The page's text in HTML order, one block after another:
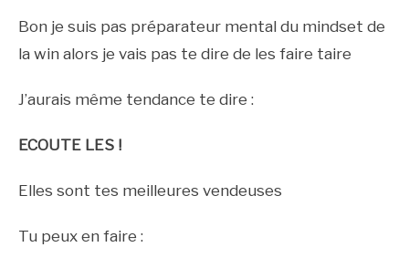
Bon je suis pas préparateur mental du mindset de
la win alors je vais pas te dire de les faire taire
J’aurais même tendance te dire :
ECOUTE LES !
Elles sont tes meilleures vendeuses
Tu peux en faire :